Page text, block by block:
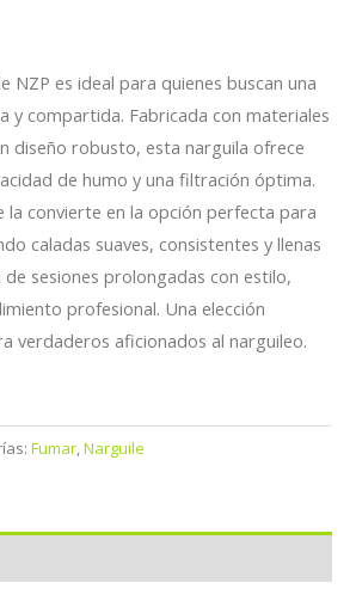
NZP es ideal para quienes buscan una
y compartida. Fabricada con materiales
diseño robusto, esta narguila ofrece
de humo y una filtración óptima.
la convierte en la opción perfecta para
caladas suaves, consistentes y llenas
sesiones prolongadas con estilo,
profesional. Una elección
verdaderos aficionados al narguileo.
Fumar,Narguile